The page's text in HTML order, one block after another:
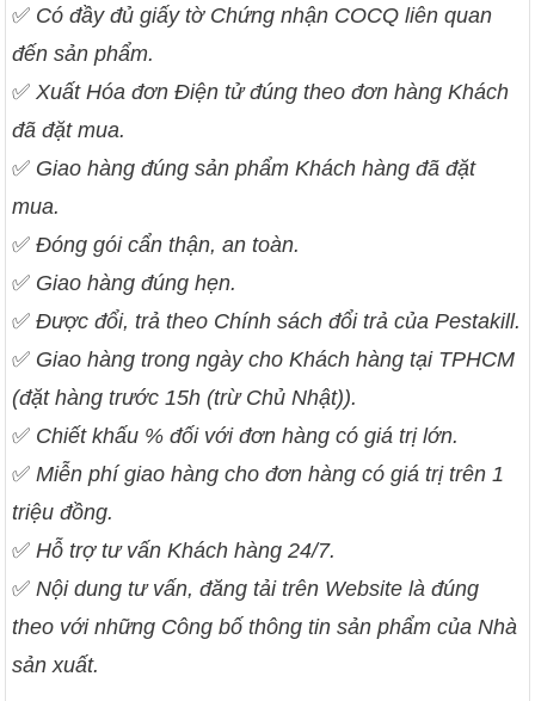
✅ Có đầy đủ giấy tờ Chứng nhận COCQ liên quan
đến sản phẩm.
✅Xuất Hóa đơn Điện tử đúng theo đơn hàng Khách
đã đặt mua.
✅ Giao hàng đúng sản phẩm Khách hàng đã đặt
mua.
✅Đóng gói cẩn thận, an toàn.
✅ Giao hàng đúng hẹn.
✅Được đổi, trả theo Chính sách đổi trả của Pestakill.
✅ Giao hàng trong ngày cho Khách hàng tại TPHCM
(đặt hàng trước 15h (trừ Chủ Nhật)).
✅ Chiết khấu % đối với đơn hàng có giá trị lớn.
✅Miễn phí giao hàng cho đơn hàng có giá trị trên 1
triệu đồng.
✅Hỗ trợ tư vấn Khách hàng 24/7.
✅ Nội dung tư vấn, đăng tải trên Website là đúng
theo với những Công bố thông tin sản phẩm của Nhà
sản xuất.